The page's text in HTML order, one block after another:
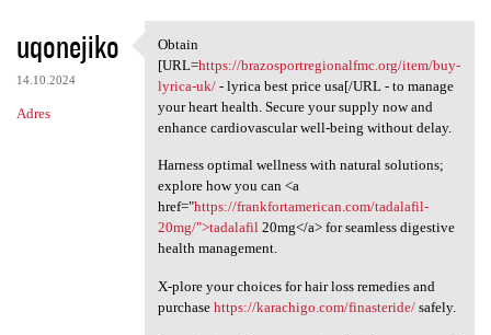
uqonejiko
14.10.2024
Adres
Obtain [URL=https:/
Obtain
[URL=https://brazosportregionalfmc.org/item/buy-
lyrica-uk/- lyrica best price usa[/URL - to manage
your heart health. Secure your supply now and
enhance cardiovascular well-being without delay.
Harness optimal wellness with natural solutions;
explore how you can <a
href="https://frankfortamerican.com/tadalafil-
20mg/">tadalafil20mg</a> for seamless digestive
health management.
X-plore your choices for hair loss remedies and
purchase https://karachigo.com/finasteride/safely.